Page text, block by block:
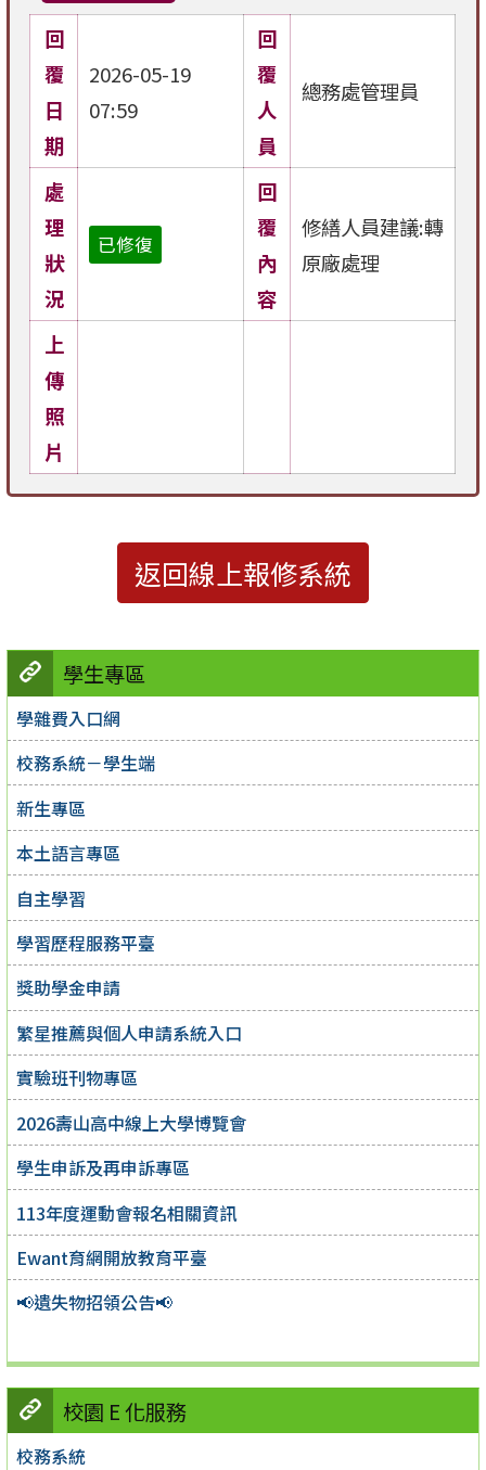
學生專區
學雜費入口網
校務系統－學生端
新生專區
本土語言專區
自主學習
學習歷程服務平臺
獎助學金申請
繁星推薦與個人申請系統入口
實驗班刊物專區
2026壽山高中線上大學博覽會
學生申訴及再申訴專區
113年度運動會報名相關資訊
Ewant育網開放教育平臺
📢遺失物招領公告📢
校園 E 化服務
校務系統
回
覆
日
期
2026-05-19
07:59
回
覆
人
員
總務處管理員
處
理
狀
況
已修復
回
覆
內
容
修繕人員建議:轉
原廠處理
上
傳
照
片
返回線上報修系統